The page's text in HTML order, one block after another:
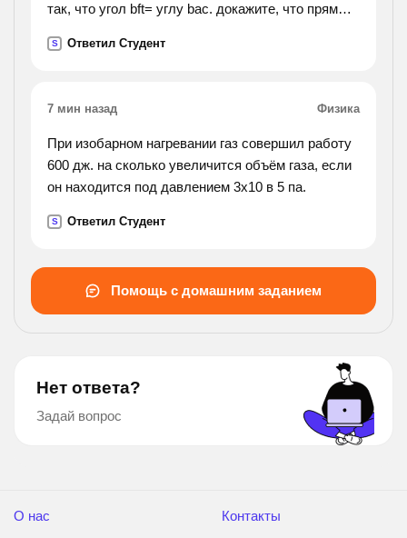
так, что угол bft= углу bac. докажите, что прямые
S Ответил Студент
7 мин назад Физика
При изобарном нагревании газ совершил работу
600 дж. на сколько увеличится объём газа, если
он находится под давлением 3х10 в 5 па.
S Ответил Студент
Помощь с домашним заданием
Нет ответа?
Задай вопрос
О нас Контакты